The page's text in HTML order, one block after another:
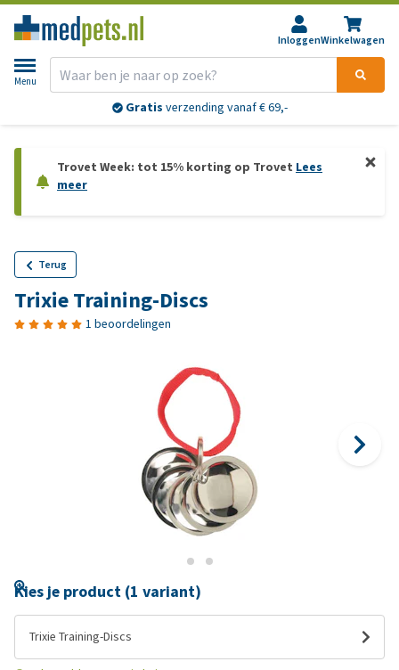
InloggenWinkelwagen
Menu
Gratis verzending vanaf € 69,-
Trovet Week: tot 15% korting op Trovet Lees
meer
Terug
Trixie Training-Discs
1 beoordelingen
Kies je product (1 variant)
Trixie Training-Discs